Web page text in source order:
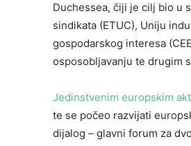
Duchessea, čiji je cilj bio u
sindikata (ETUC), Uniju
gospodarskog interesa
osposobljavanju te drugim
Jedinstvenim europskim
te se počeo razvijati
dijalog – glavni forum za